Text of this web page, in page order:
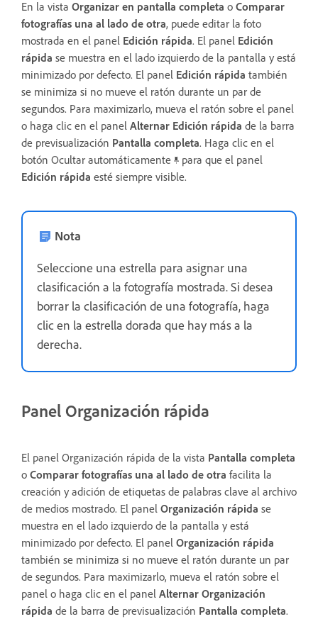
En la vista Organizar en pantalla completa o Comparar
fotografías una al lado de otra, puede editar la foto
mostrada en el panel Edición rápida. El panel Edición
rápida se muestra en el lado izquierdo de la pantalla y está
minimizado por defecto. El panel Edición rápida también
se minimiza si no mueve el ratón durante un par de
segundos. Para maximizarlo, mueva el ratón sobre el panel
o haga clic en el panel Alternar Edición rápida de la barra
de previsualización Pantalla completa. Haga clic en el
botón Ocultar automáticamente
para que el panel
Edición rápida esté siempre visible.
Nota
Seleccione una estrella para asignar una
clasificación a la fotografía mostrada. Si desea
borrar la clasificación de una fotografía, haga
clic en la estrella dorada que hay más a la
derecha.
Panel Organización rápida
El panel Organización rápida de la vista Pantalla completa
o Comparar fotografías una al lado de otra facilita la
creación y adición de etiquetas de palabras clave al archivo
de medios mostrado. El panel Organización rápida se
muestra en el lado izquierdo de la pantalla y está
minimizado por defecto. El panel Organización rápida
también se minimiza si no mueve el ratón durante un par
de segundos. Para maximizarlo, mueva el ratón sobre el
panel o haga clic en el panel Alternar Organización
rápida de la barra de previsualización Pantalla completa.